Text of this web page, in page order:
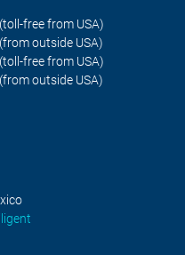
(toll-free from USA)
(from outside USA)
(toll-free from USA)
(from outside USA)